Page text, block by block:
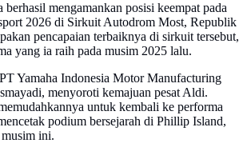
mengamankan posisi keempat pada
2026 di Sirkuit Autodrom Most, Republik
pencapaian terbaiknya di sirkuit tersebut,
yang ia raih pada musim 2025 lalu.
Yamaha Indonesia Motor Manufacturing
menyoroti kemajuan pesat Aldi.
untuk kembali ke performa
podium bersejarah di Phillip Island,
ini.